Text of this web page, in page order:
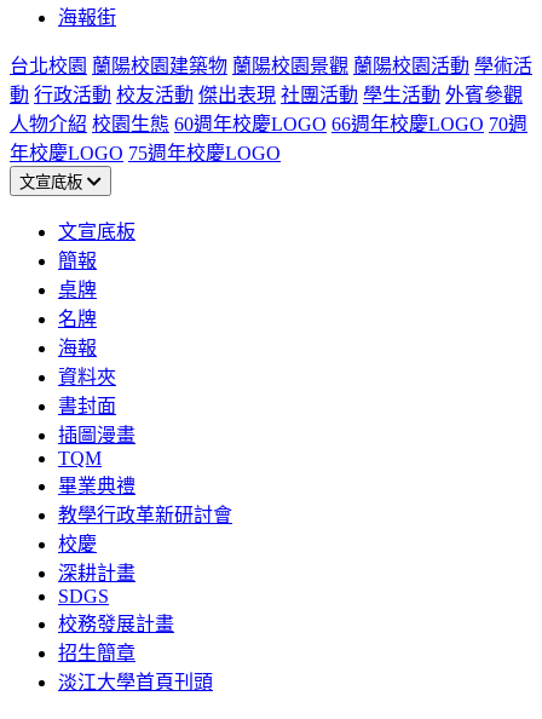
海報街
台北校園 蘭陽校園建築物 蘭陽校園景觀 蘭陽校園活動 學術活
動 行政活動 校友活動 傑出表現 社團活動 學生活動 外賓參觀
人物介紹 校園生態 60週年校慶LOGO 66週年校慶LOGO 70週
年校慶LOGO 75週年校慶LOGO
文宣底板
文宣底板
簡報
桌牌
名牌
海報
資料夾
書封面
插圖漫畫
TQM
畢業典禮
教學行政革新研討會
校慶
深耕計畫
SDGS
校務發展計畫
招生簡章
淡江大學首頁刊頭